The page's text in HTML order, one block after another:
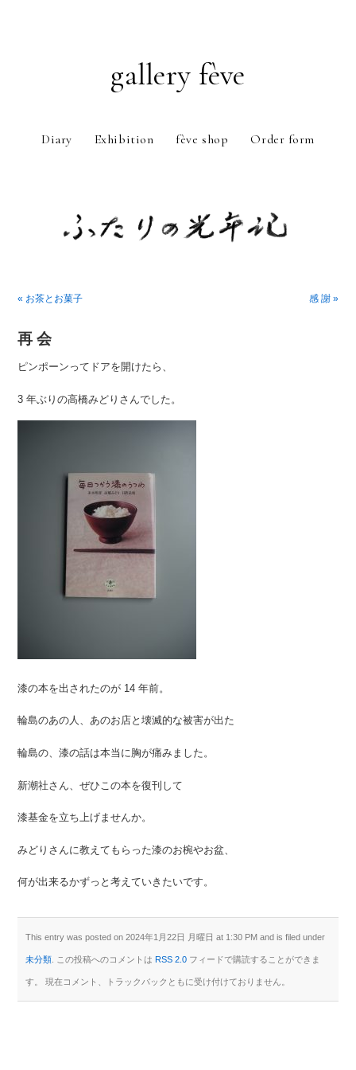
gallery fève
Diary Exhibition fève shop Order form
« お茶とお菓子
感 謝 »
再 会
ピンポーンってドアを開けたら、
3 年ぶりの高橋みどりさんでした。
漆の本を出されたのが 14 年前。
輪島のあの人、あのお店と壊滅的な被害が出た
輪島の、漆の話は本当に胸が痛みました。
新潮社さん、ぜひこの本を復刊して
漆基金を立ち上げませんか。
みどりさんに教えてもらった漆のお椀やお盆、
何が出来るかずっと考えていきたいです。
This entry was posted on 2024年1月22日 月曜日 at 1:30 PM and is filed under
未分類. この投稿へのコメントは RSS 2.0 フィードで購読することができま
す。 現在コメント、トラックバックともに受け付けておりません。